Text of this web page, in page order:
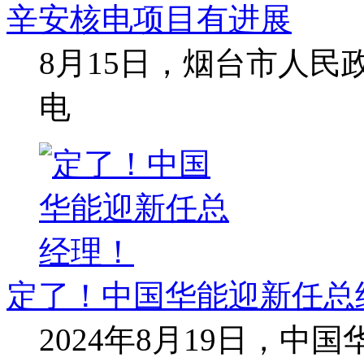
辛安核电项目有进展
8月15日，烟台市人民
电
定了！中国华能迎新任
2024年8月19日，中国